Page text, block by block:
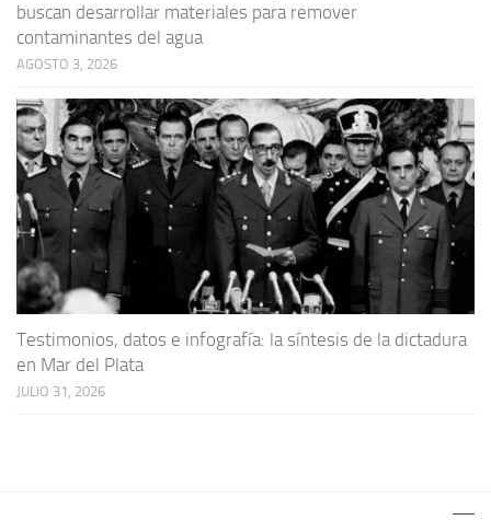
buscan desarrollar materiales para remover
contaminantes del agua
AGOSTO 3, 2026
Testimonios, datos e infografía: la síntesis de la dictadura
en Mar del Plata
JULIO 31, 2026